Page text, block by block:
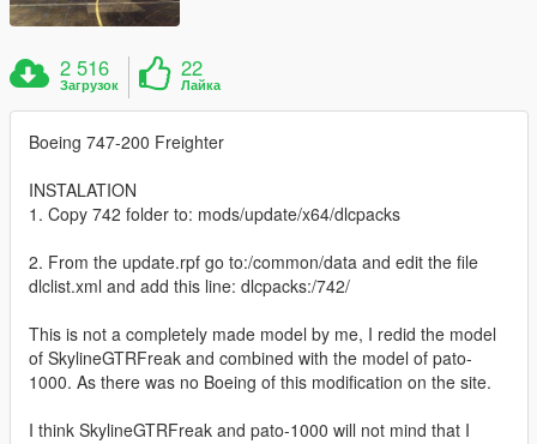
2 516
Загрузок
22
Лайка
Boeing 747-200 Freighter
INSTALATION
1. Copy 742 folder to: mods/update/x64/dlcpacks
2. From the update.rpf go to:/common/data and edit the file
dlclist.xml and add this line: dlcpacks:/742/
This is not a completely made model by me, I redid the model
of SkylineGTRFreak and combined with the model of pato-
1000. As there was no Boeing of this modification on the site.
I think SkylineGTRFreak and pato-1000 will not mind that I